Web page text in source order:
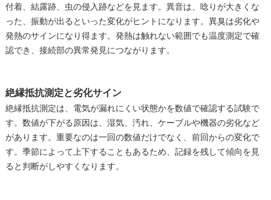
付着、結露跡、虫の侵入跡などを見ます。異音は、唸りが大きくな
った、振動が出るといった変化がヒントになります。異臭は劣化や
発熱のサインになり得ます。発熱は触れない範囲でも温度測定で確
認でき、接続部の異常発見につながります。
絶縁抵抗測定と劣化サイン
絶縁抵抗測定は、電気が漏れにくい状態かを数値で確認する試験で
す。数値が下がる原因は、湿気、汚れ、ケーブルや機器の劣化など
があります。重要なのは一回の数値だけでなく、前回からの変化で
す。季節によって上下することもあるため、記録を残して傾向を見
ると判断がしやすくなります。